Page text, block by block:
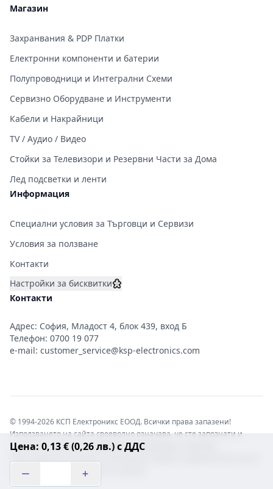
Цена: 0,13 € (0,26 лв.) с ДДС
Магазин
Захранвания & PDP Платки
Електронни компоненти и батерии
Полупроводници и Интегрални Схеми
Сервизно Оборудване и Инструменти
Кабели и Накрайници
TV / Аудио / Видео
Стойки за Телевизори и Резервни Части за Дома
Лед подсветки и ленти
Информация
Специални условия за Търговци и Сервизи
Условия за ползване
Контакти
Настройки за бисквитки
Контакти
Адрес: София, Младост 4, блок 439, вход Б
Телефон: 0700 19 077
e-mail: customer_service@ksp-electronics.com
© 1994-2026 КСП Електроникс ЕООД. Всички права запазени!
Използването на сайта своеволно означава, че сте запознати и
съгласни с правната информация обвързваща софтуера.
отговорност с цялата сила на закона!